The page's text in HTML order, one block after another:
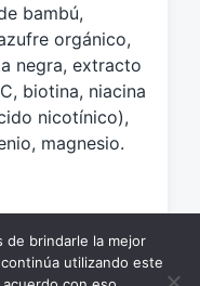
bambú,
orgánico,
negra, extracto
biotina, niacina
nicotínico),
magnesio.
de brindarle la mejor
utilizando este